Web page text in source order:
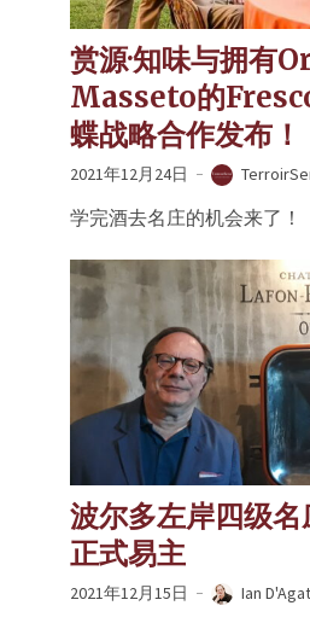
赏源·知味与拥有
Masseto的
蝶战略合作发布！
2021年12月24日
学完酒去名庄的机会来了！
波尔多左岸四级
正式易主
2021年12月15日 Ian